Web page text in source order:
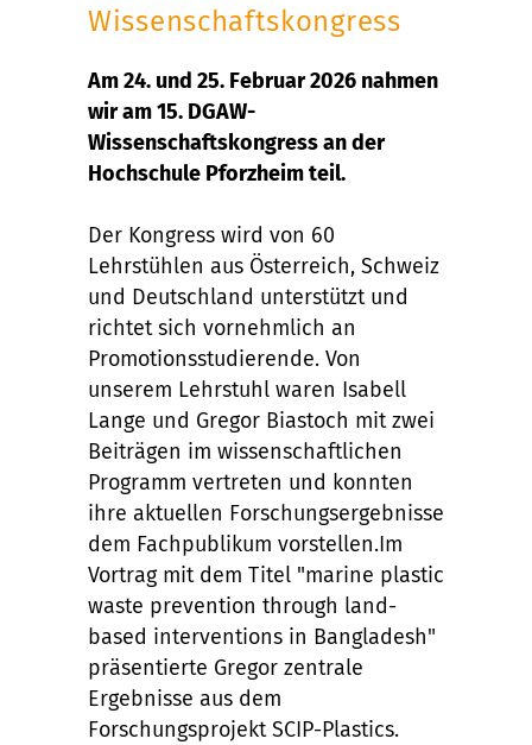
Wissenschaftskongress
Am 24. und 25. Februar 2026 nahmen
wir am 15. DGAW-
Wissenschaftskongress an der
Hochschule Pforzheim teil.
Der Kongress wird von 60
Lehrstühlen aus Österreich, Schweiz
und Deutschland unterstützt und
richtet sich vornehmlich an
Promotionsstudierende. Von
unserem Lehrstuhl waren Isabell
Lange und Gregor Biastoch mit zwei
Beiträgen im wissenschaftlichen
Programm vertreten und konnten
ihre aktuellen Forschungsergebnisse
dem Fachpublikum vorstellen.Im
Vortrag mit dem Titel "marine plastic
waste prevention through land-
based interventions in Bangladesh"
präsentierte Gregor zentrale
Ergebnisse aus dem
Forschungsprojekt SCIP-Plastics.